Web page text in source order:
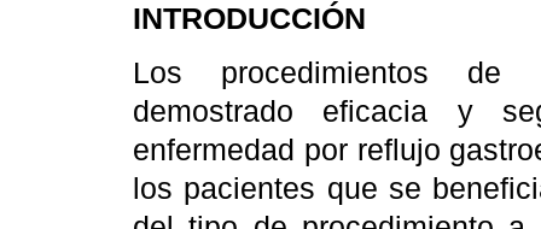
INTRODUCCIÓN
Los procedimientos de
demostrado eficacia y
enfermedad por reflujo
los pacientes que se